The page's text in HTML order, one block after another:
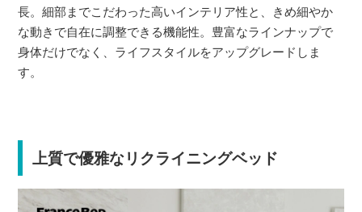
長。細部までこだわった高いインテリア性と、きめ細やか
な動きで自在に調整できる機能性。豊富なラインナップで
身体だけでなく、ライフスタイルをアップグレードしま
す。
上質で優雅なリクライニングベッド